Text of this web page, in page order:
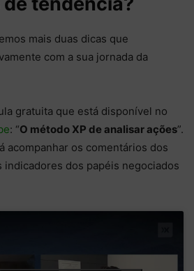
mais duas dicas que
com a sua jornada da
gratuita que está disponível no
: “O método XP de analisar ações”.
acompanhar os comentários dos
indicadores dos papéis negociados